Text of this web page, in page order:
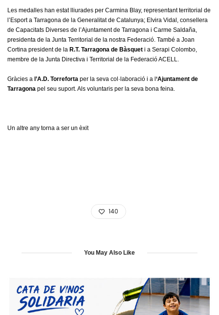
Les medalles han estat lliurades per Carmina Blay, representant territorial de
l’Esport a Tarragona de la Generalitat de Catalunya; Elvira Vidal, consellera
de Capacitats Diverses de l’Ajuntament de Tarragona i Carme Saldaña
presidenta de la Junta Territorial de la nostra Federació. També a Joan
Cortina president de la R.T. Tarragona de Bàsquet i a Serapi Colombo,
membre de la Junta Directiva i Territorial de la Federació ACELL.
Gràcies a l’A.D. Torreforta per la seva col·laboració i a l‘Ajuntament de
Tarragona pel seu suport. Als voluntaris per la seva bona feina.
Un altre any torna a ser un èxit
140
You May Also Like